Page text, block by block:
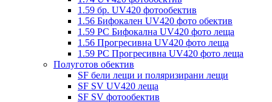
1.59 бр. UV420 фотообектив
1.56 Бифокален UV420 фото обектив
1.59 PC Бифокална UV420 фото леща
1.56 Прогресивна UV420 фото леща
1.59 PC Прогресивна UV420 фото леща
Полуготов обектив
SF бели лещи и поляризирани лещи
SF SV UV420 леща
SF SV фотообектив